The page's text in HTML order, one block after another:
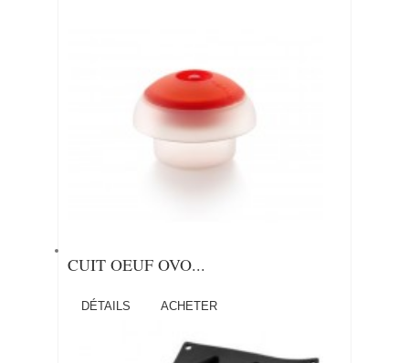
CUIT OEUF OVO...
DÉTAILS ACHETER